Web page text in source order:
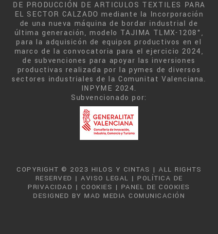
DE PRODUCCIÓN DE ARTICULOS TEXTILES PARA
EL SECTOR CALZADO mediante la Incorporación
de una nueva máquina de bordar industrial de
última generación, modelo TAJIMA TLMX-1208",
para la adquisicón de equipos productivos en el
marco de la convocatoria para el ejercicio 2024,
de subvenciones para apoyar las inversiones
productivas realizada por la pymes de diversos
sectores industriales de la Comunitat Valenciana.
INPYME 2024.
Subvencionado por:
COPYRIGHT © 2023 HILOS Y CINTAS | ALL RIGHTS
RESERVED | AVISO LEGAL | POLÍTICA DE
PRIVACIDAD | COOKIES | PANEL DE COOKIES
DESIGNED BY MAD MEDIA COMUNICACIÓN